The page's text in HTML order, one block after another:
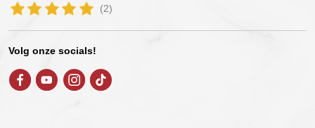
(2)
Volg onze socials!